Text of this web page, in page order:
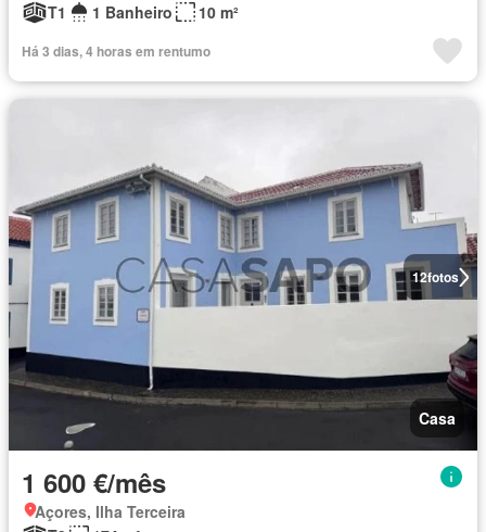
T1
1 Banheiro 10 m²
Há 3 dias, 4 horas em rentumo
12fotos
Casa
1 600 €/mês
Açores, Ilha Terceira